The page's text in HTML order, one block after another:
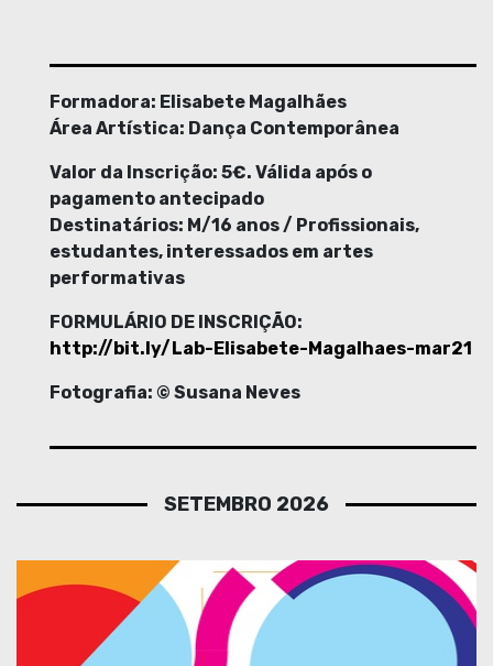
Formadora: Elisabete Magalhães
Área Artística: Dança Contemporânea
Valor da Inscrição: 5€. Válida após o
pagamento antecipado
Destinatários: M/16 anos / Profissionais,
estudantes, interessados em artes
performativas
FORMULÁRIO DE INSCRIÇÃO:
http://bit.ly/Lab-Elisabete-Magalhaes-mar21
Fotografia: © Susana Neves
SETEMBRO 2026